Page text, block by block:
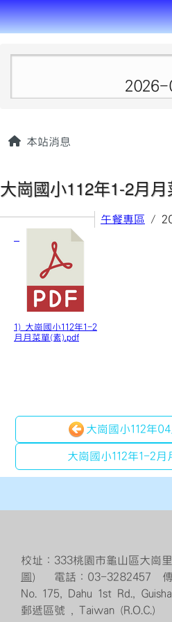
本站消息
大崗國小112年1-2月
午餐專區 /
1) 大崗國小112年1-2
月月菜單(素).pdf
大崗國小112年04
大崗國小112年1-2月
校址：333桃園市龜山區大崗
圖） 電話：03-3282457 傳
No. 175, Dahu 1st Rd.,
郵遞區號 , Taiwan (R.O.C.)